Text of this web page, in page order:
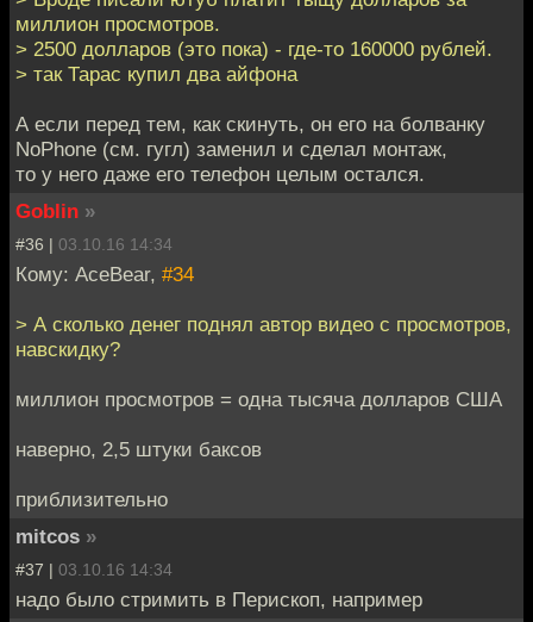
миллион просмотров.
> 2500 долларов (это пока) - где-то 160000 рублей.
> так Тарас купил два айфона
А если перед тем, как скинуть, он его на болванку
NoPhone (см. гугл) заменил и сделал монтаж,
то у него даже его телефон целым остался.
Goblin »
#36 | 03.10.16 14:34
Кому: AceBear, #34
> А сколько денег поднял автор видео с просмотров,
навскидку?
миллион просмотров = одна тысяча долларов США
наверно, 2,5 штуки баксов
приблизительно
mitcos »
#37 | 03.10.16 14:34
надо было стримить в Перископ, например